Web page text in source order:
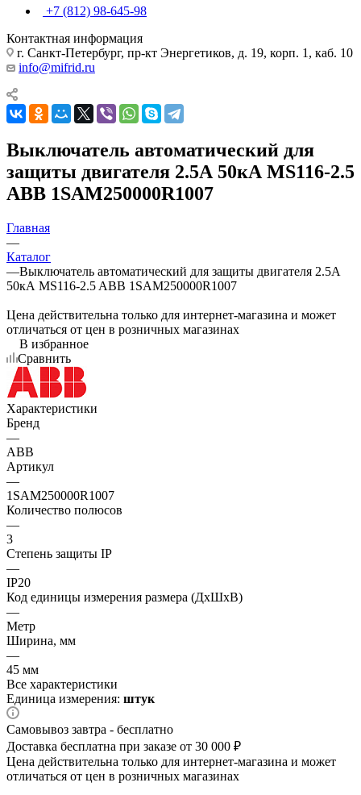
+7 (812) 98-645-98
Контактная информация
г. Санкт-Петербург, пр-кт Энергетиков, д. 19, корп. 1, каб. 10
info@mifrid.ru
Выключатель автоматический для
защиты двигателя 2.5А 50кА MS116-2.5
ABB 1SAM250000R1007
Главная
—
Каталог
—Выключатель автоматический для защиты двигателя 2.5А
50кА MS116-2.5 ABB 1SAM250000R1007
Цена действительна только для интернет-магазина и может
отличаться от цен в розничных магазинах
В избранное
Сравнить
Характеристики
Бренд
—
ABB
Артикул
—
1SAM250000R1007
Количество полюсов
—
3
Степень защиты IP
—
IP20
Код единицы измерения размера (ДхШхВ)
—
Метр
Ширина, мм
—
45 мм
Все характеристики
Единица измерения: штук
Самовывоз завтра - бесплатно
Доставка бесплатна при заказе от 30 000 ₽
Цена действительна только для интернет-магазина и может
отличаться от цен в розничных магазинах